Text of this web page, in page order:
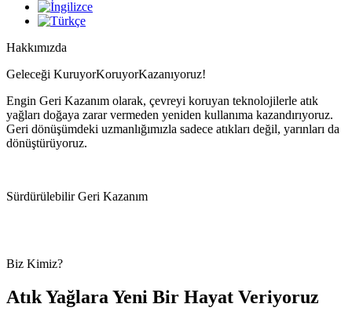
Hakkımızda
Geleceği KuruyorKoruyorKazanıyoruz!
Engin Geri Kazanım olarak, çevreyi koruyan teknolojilerle atık
yağları doğaya zarar vermeden yeniden kullanıma kazandırıyoruz.
Geri dönüşümdeki uzmanlığımızla sadece atıkları değil, yarınları da
dönüştürüyoruz.
Sürdürülebilir Geri Kazanım
Biz Kimiz?
Atık Yağlara Yeni Bir Hayat Veriyoruz